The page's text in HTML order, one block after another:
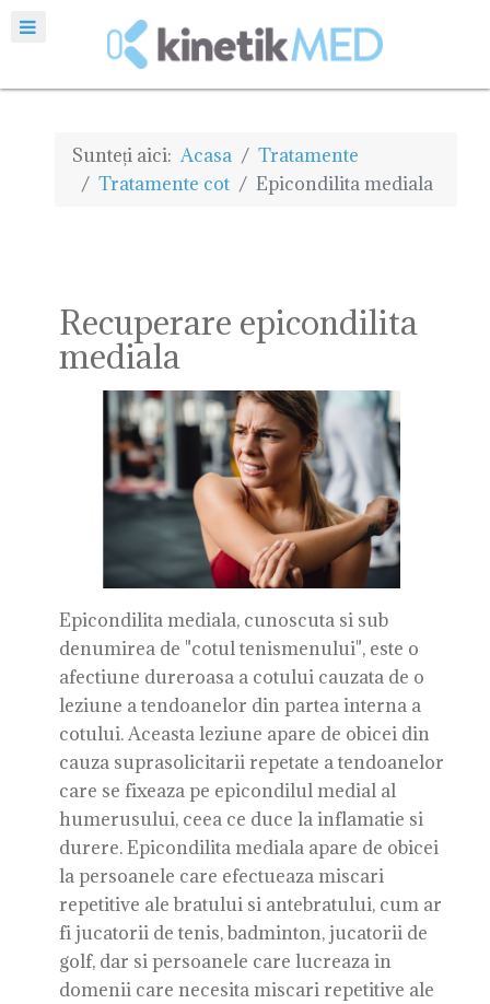
Sunteți aici: Acasa
Tratamente
Tratamente cot
Epicondilita mediala
Recuperare epicondilita
mediala
Epicondilita mediala, cunoscuta si sub
denumirea de "cotul tenismenului", este o
afectiune dureroasa a cotului cauzata de o
leziune a tendoanelor din partea interna a
cotului. Aceasta leziune apare de obicei din
cauza suprasolicitarii repetate a tendoanelor
care se fixeaza pe epicondilul medial al
humerusului, ceea ce duce la inflamatie si
durere. Epicondilita mediala apare de obicei
la persoanele care efectueaza miscari
repetitive ale bratului si antebratului, cum ar
fi jucatorii de tenis, badminton, jucatorii de
golf, dar si persoanele care lucreaza in
domenii care necesita miscari repetitive ale